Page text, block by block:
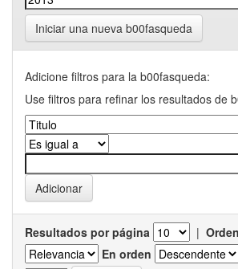
Iniciar una nueva b00fasqueda
Adicione filtros para la b00fasqueda:
Use filtros para refinar los resultados de
Resultados por página |
En orden